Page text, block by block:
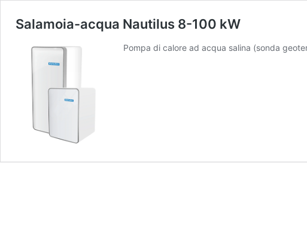
Salamoia-acqua Nautilus 8-100 kW
Pompa di calore ad acqua salina (sonda